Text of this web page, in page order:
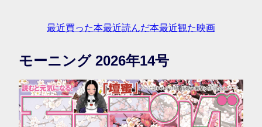
最近買った本最近読んだ本最近観た映画
モーニング 2026年14号